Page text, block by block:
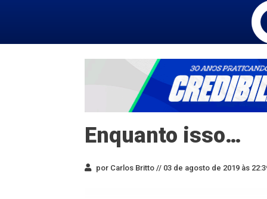
Enquanto isso…
por Carlos Britto // 03 de agosto de 2019 às